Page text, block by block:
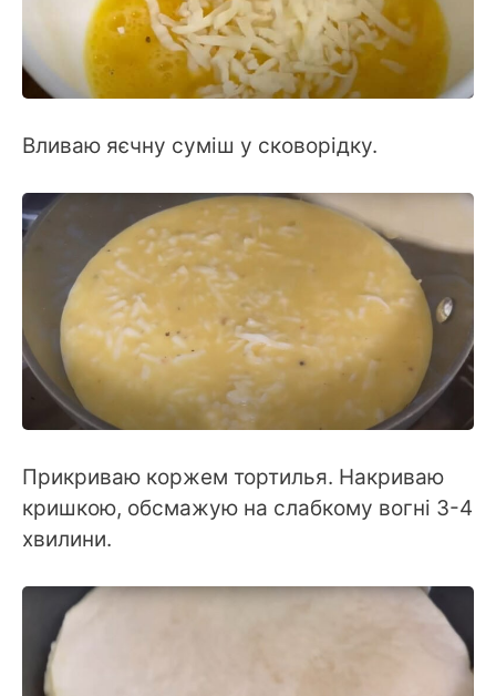
Вливаю яєчну суміш у сковорідку.
Прикриваю коржем тортилья. Накриваю
кришкою, обсмажую на слабкому вогні 3-4
хвилини.